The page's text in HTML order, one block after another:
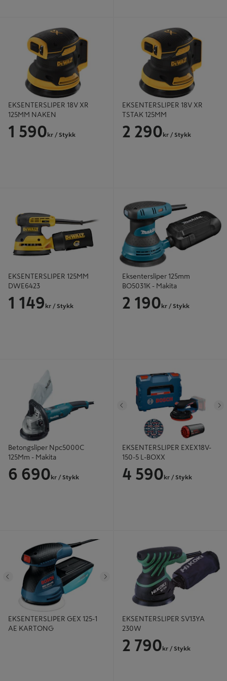
EKSENTERSLIPER 18V XR
125MM NAKEN
1 590 kr / Stykk
EKSENTERSLIPER 18V XR
TSTAK 125MM
2 290 kr / Stykk
EKSENTERSLIPER 125MM
DWE6423
1 149 kr / Stykk
Makita
Eksentersliper 125mm
BO5031K - Makita
2 190 kr / Stykk
Betongsliper Npc5000C
125Mm - Makita
6 690 kr / Stykk
L-BOXX
Tidligere
EKSENTERSLIPER EXEX18V-
150-5 L-BOXX
4 590 kr / Stykk
KARTONG
Tidligere
EKSENTERSLIPER GEX 125-1
AE KARTONG
EKSENTERSLIPER SV13YA
230W
2 790 kr / Stykk